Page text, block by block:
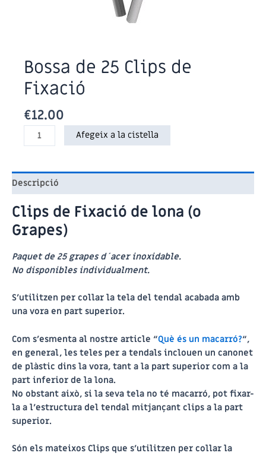
Bossa de 25 Clips de
Fixació
€12.00
quantitat
de
de
25
de
Fixació
Afegeix a la cistella
Descripció
Clips de Fixació de lona (o
Grapes)
Paquet de 25 grapes d´acer inoxidable.
No disponibles individualment.
S’utilitzen per collar la tela del tendal acabada amb
una vora en part superior.
Com s’esmenta al nostre article “Què és un macarró?“,
en general, les teles per a tendals inclouen un canonet
de plàstic dins la vora, tant a la part superior com a la
part inferior de la lona.
No obstant això, si la seva tela no té macarró, pot fixar-
la a l’estructura del tendal mitjançant clips a la part
superior.
Són els mateixos Clips que s’utilitzen per collar la